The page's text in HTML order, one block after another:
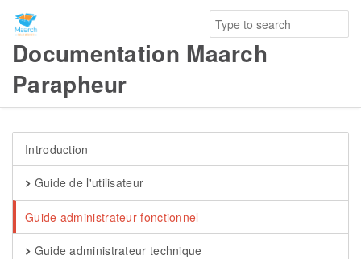
Documentation Maarch
Parapheur
Introduction
Guide de l'utilisateur
Guide administrateur fonctionnel
Guide administrateur technique